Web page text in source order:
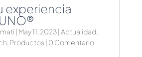
experiencia
| May 11, 2023| Actualidad,
, Productos | 0 Comentario